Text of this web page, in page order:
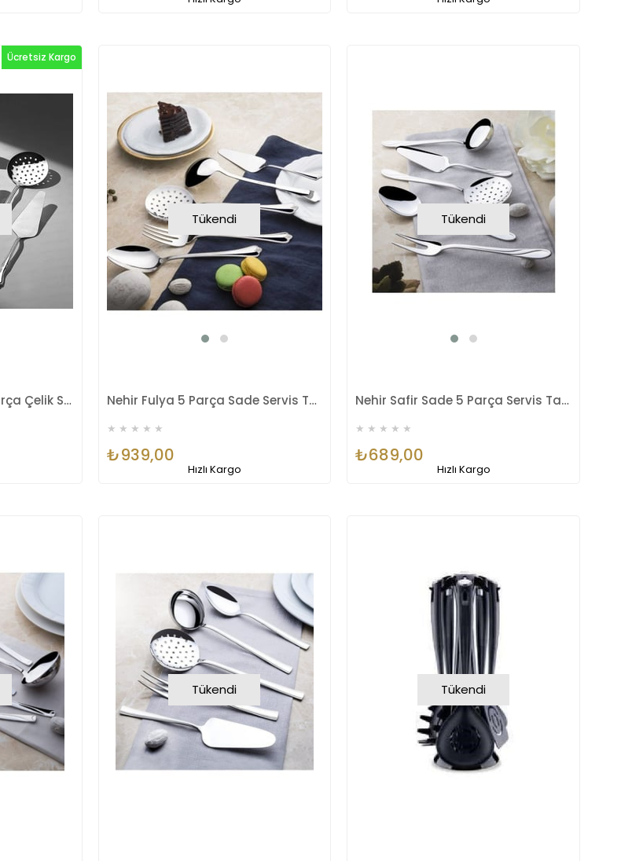
Nehir Lalezar Sade 5 Parça Çelik Servis Takımı
Ücretsiz Kargo
Tükendi
Nehir Fulya 5 Parça Sade Servis Takımı
★ ★ ★ ★ ★
₺939,00
Hızlı Kargo
Tükendi
Nehir Safir Sade 5 Parça Servis Takımı
★ ★ ★ ★ ★
₺689,00
Hızlı Kargo
Tükendi Tükendi